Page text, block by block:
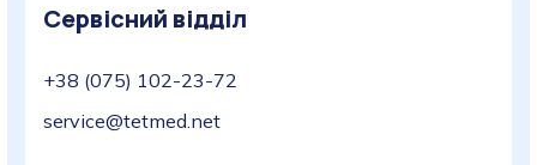
Сервісний відділ
+38 (075) 102-23-72
service@tetmed.net